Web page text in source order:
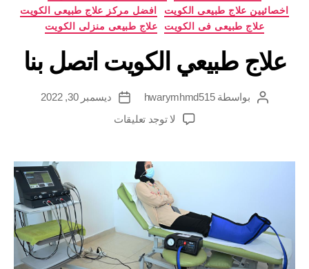
اخصائيين علاج طبيعى الكويت
افضل مركز علاج طبيعى الكويت
علاج طبيعى فى الكويت
علاج طبيعى منزلى الكويت
علاج طبيعي الكويت اتصل بنا
كاتببواسطةhwarymhmd515
تاريخ
المقالة
ديسمبر 30, 2022
لا توجد تعليقات
الكويت